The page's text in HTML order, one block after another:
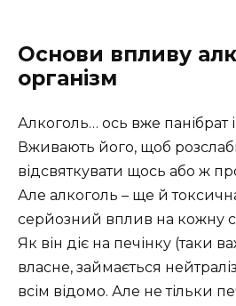
Основи впливу
організм
Алкоголь… ось вже панібрат
Вживають його, щоб
відсвяткувати щось або ж
Але алкоголь – ще й
серйозний вплив на кожну
Як він діє на печінку (таки
власне, займається
всім відомо. Але не тільки